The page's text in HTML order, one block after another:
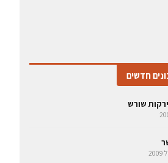
חדשים
שורש